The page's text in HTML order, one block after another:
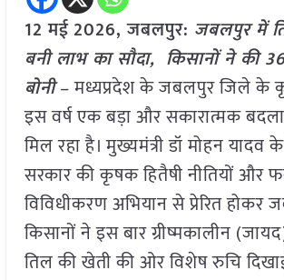
12 मई2026, जबलपुर: जबलपुर में
बनी लाभ का सौदा, किसानों ने की
बोनी– मध्यप्रदेश के जबलपुर जिले के
इस वर्ष एक बड़ा और सकारात्मक
मिल रहा है। मुख्यमंत्री डॉ मोहन यादव
सरकार की कृषक हितैषी नीतियों और
विविधीकरण अभियान से प्रेरित
किसानों ने इस बार ग्रीष्मकालीन
तिल की खेती की ओर विशेष रुचि